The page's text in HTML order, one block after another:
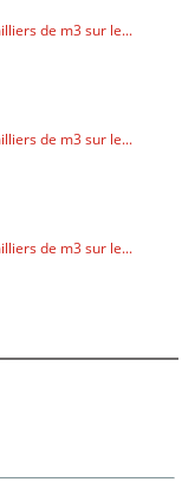
de m3 sur le...
de m3 sur le...
de m3 sur le...